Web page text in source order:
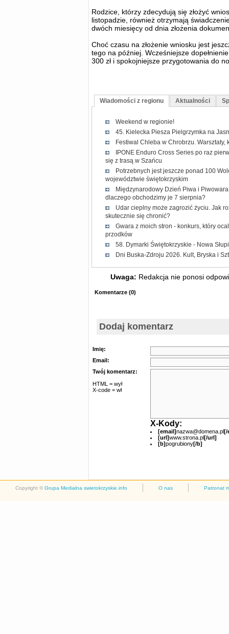
Rodzice, którzy zdecydują się złożyć
listopadzie, również otrzymają
dwóch miesięcy od dnia złożenia
Choć czasu na złożenie wniosku jest
tego na później. Wcześniejsze
300 zł i spokojniejsze przygotowania do
Wiadomości z regionu Aktualności
Weekend w regionie!
45. Kielecka Piesza Pielgrzymka na
Festiwal Chleba w Chrobrzu.
IPONE Enduro Cross Series po raz
się z trasą w Szańcu
Potrzebnych jest jeszcze ponad 100
województwie świętokrzyskim
Międzynarodowy Dzień Piwa i
dlaczego obchodzimy je 7 sierpnia?
Udar cieplny może zagrozić życiu. Jak
skutecznie się chronić?
Gwara z moich stron - konkurs, który
przodków
58. Dymarki Świętokrzyskie - Nowa
Dni Buska-Zdroju 2026. Kult, Bryska i
Uwaga: Redakcja nie ponosi
Komentarze (0)
Dodaj komentarz
Imię:
Email:
Twój komentarz:
HTML = wył
X-code = wł
X-Kody:
[email]nazwa@domena.pl[/
[url]www.strona.pl[/url]
[b]pogrubiony[/b]
Copyright © Grupa Medialna swietokrzyskie.info O nas Patronat